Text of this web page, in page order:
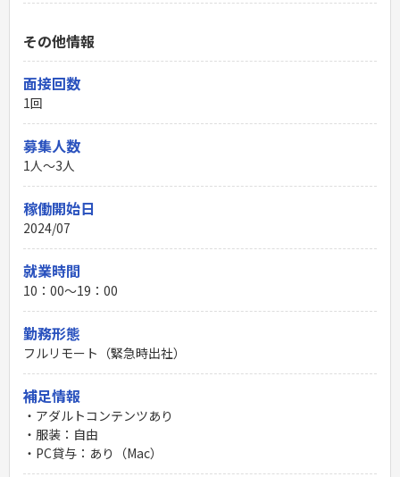
その他情報
面接回数
1回
募集人数
1人～3人
稼働開始日
2024/07
就業時間
10：00〜19：00
勤務形態
フルリモート（緊急時出社）
補足情報
・アダルトコンテンツあり
・服装：自由
・PC貸与：あり（Mac）